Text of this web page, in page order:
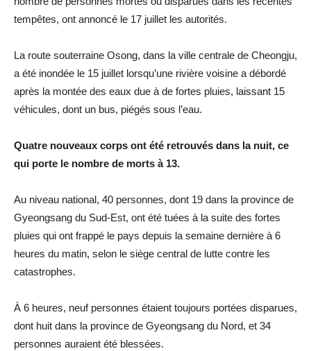
tempêtes, ont annoncé le 17 juillet les autorités.
La route souterraine Osong, dans la ville centrale de Cheongju,
a été inondée le 15 juillet lorsqu’une rivière voisine a débordé
après la montée des eaux due à de fortes pluies, laissant 15
véhicules, dont un bus, piégés sous l’eau.
Quatre nouveaux corps ont été retrouvés dans la nuit, ce
qui porte le nombre de morts à 13.
Au niveau national, 40 personnes, dont 19 dans la province de
Gyeongsang du Sud-Est, ont été tuées à la suite des fortes
pluies qui ont frappé le pays depuis la semaine dernière à 6
heures du matin, selon le siège central de lutte contre les
catastrophes.
À 6 heures, neuf personnes étaient toujours portées disparues,
dont huit dans la province de Gyeongsang du Nord, et 34
personnes auraient été blessées.